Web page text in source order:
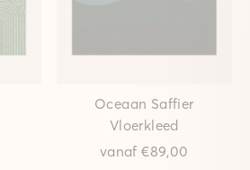
Oceaan Saffier
Vloerkleed
vanaf€89,00